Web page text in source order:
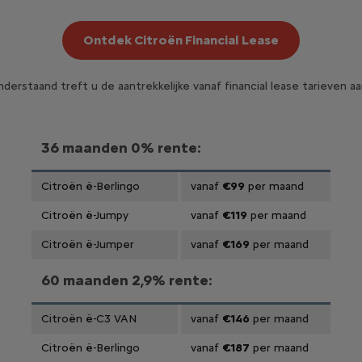
Ontdek Citroën Financial Lease
treft u de aantrekkelijke vanaf financial lease tarieven
36 maanden 0% rente:
Citroën ë-Berlingo vanaf €99 per maand
Citroën ë-Jumpy vanaf €119 per maand
Citroën ë-Jumper vanaf €169 per maand
60 maanden 2,9% rente:
Citroën ë-C3 VAN vanaf €146 per maand
Citroën ë-Berlingo vanaf €187 per maand